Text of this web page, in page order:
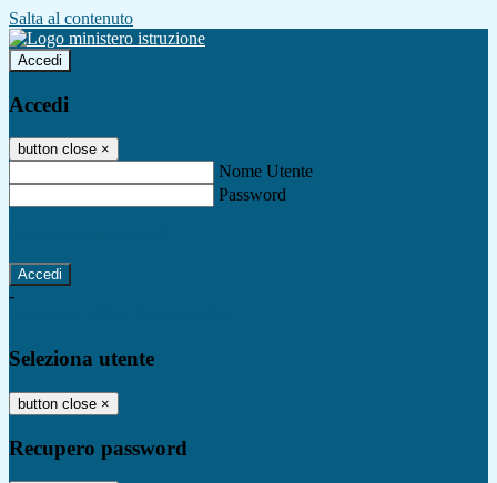
Salta al contenuto
Accedi
Accedi
button close ×
Nome Utente
Password
-
Seleziona utente
button close ×
Recupero password